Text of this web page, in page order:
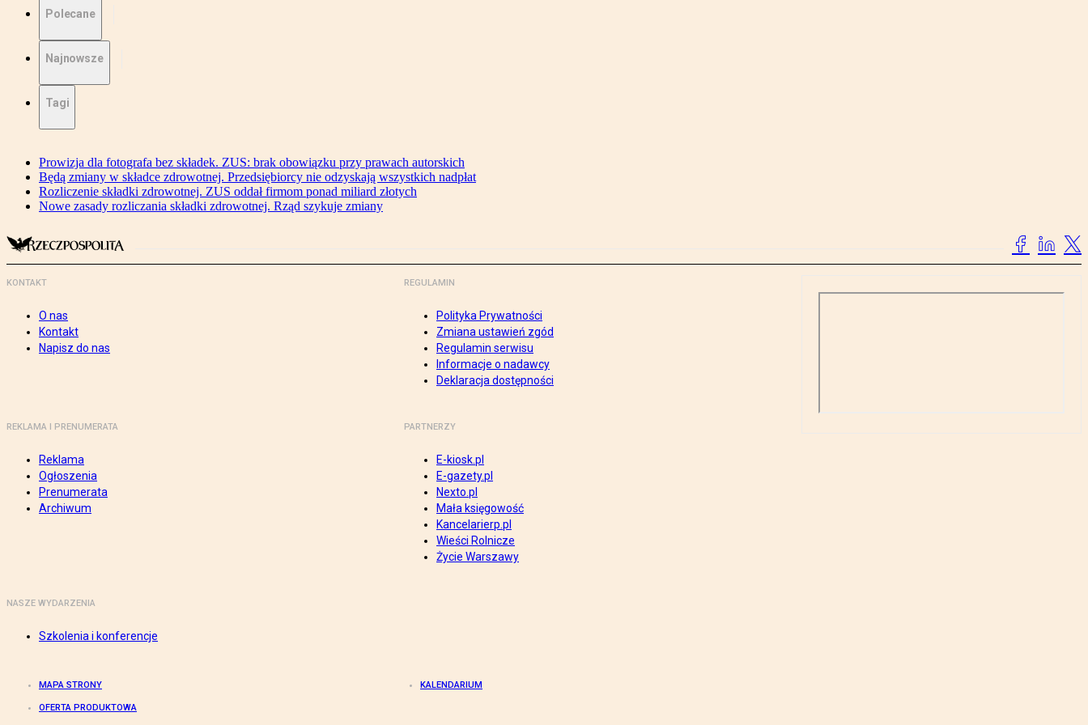
Polecane
Najnowsze
Tagi
Prowizja dla fotografa bez składek. ZUS: brak obowiązku przy prawach autorskich
Będą zmiany w składce zdrowotnej. Przedsiębiorcy nie odzyskają wszystkich nadpłat
Rozliczenie składki zdrowotnej. ZUS oddał firmom ponad miliard złotych
Nowe zasady rozliczania składki zdrowotnej. Rząd szykuje zmiany
KONTAKT
O nas
Kontakt
Napisz do nas
REGULAMIN
Polityka Prywatności
Zmiana ustawień zgód
Regulamin serwisu
Informacje o nadawcy
Deklaracja dostępności
REKLAMA I PRENUMERATA
Reklama
Ogłoszenia
Prenumerata
Archiwum
PARTNERZY
E-kiosk.pl
E-gazety.pl
Nexto.pl
Mała księgowość
Kancelarierp.pl
Wieści Rolnicze
Życie Warszawy
NASZE WYDARZENIA
Szkolenia i konferencje
MAPA STRONY KALENDARIUM
OFERTA PRODUKTOWA